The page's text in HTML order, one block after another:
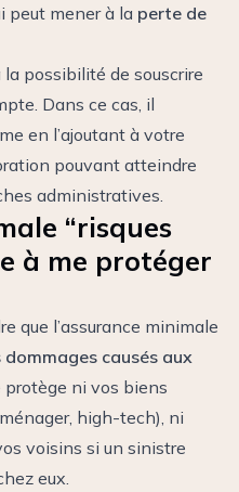
peut mener à la perte de
possibilité de souscrire
Dans ce cas, il
en l’ajoutant à votre
pouvant atteindre
administratives.
“risques
à me protéger
que l’assurance minimale
dommages causés aux
protège ni vos biens
high-tech), ni
voisins si un sinistre
eux.